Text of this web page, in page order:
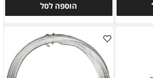
הוספה לסל